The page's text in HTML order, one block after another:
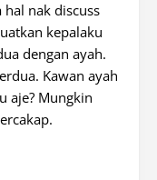
hal nak discuss
kepalaku
dengan ayah.
Kawan ayah
aje? Mungkin